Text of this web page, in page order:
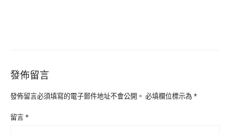
發佈留言
發佈留言必須填寫的電子郵件地址不會公開。 必填欄位標示為*
留言*